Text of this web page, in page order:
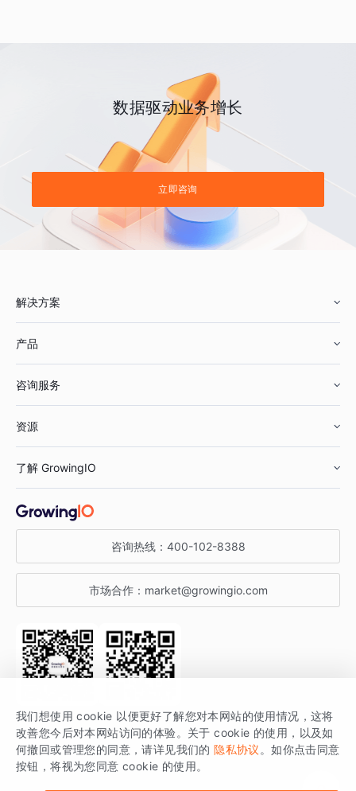
数据驱动业务增长
立即咨询
解决方案
鞋服行业
汽车行业
金融行业
产品
智能运营
获客分析
咨询服务
资源
增长公开课
增长博客
开发者文档
SDK 文档
场景指南
了解 GrowingIO
关于 GrowingIO
增长大会
行业活动
咨询热线： 400-102-8388
市场合作： market@growingio.com
关注公众号 获取更多干货
GrowingIO 是专注于数据智能分析与增长的品牌，核心平台为 GrowingIO
分析云。
我们想使用 cookie 以便更好了解您对本网站的使用情况，这将
改善您今后对本网站访问的体验。关于 cookie 的使用，以及如
何撤回或管理您的同意，请详见我们的 隐私协议 。如你点击同意
按钮，将视为您同意 cookie 的使用。